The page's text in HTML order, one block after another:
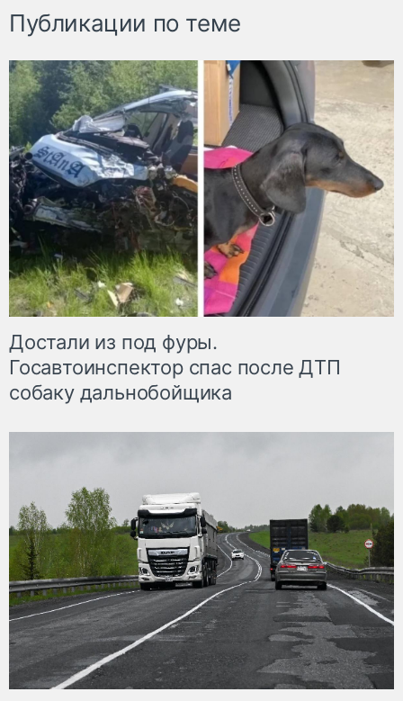
Публикации по теме
Достали из под фуры.
Госавтоинспектор спас после ДТП
собаку дальнобойщика